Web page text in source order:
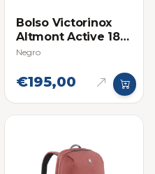
Bolso Victorinox
Altmont Active 18L
Compacto y Ligero
Negro
€195,00